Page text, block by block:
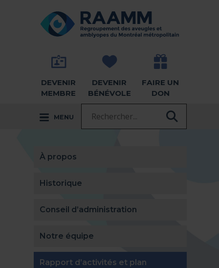
RETOUR À LA PAGE D'ACCUEIL -
DEVENIR
MEMBRE
DEVENIR
BÉNÉVOLE
FAIRE UN
DON
MENU
À propos
Historique
Conseil d’administration
Notre équipe
Rapport d’activités et plan